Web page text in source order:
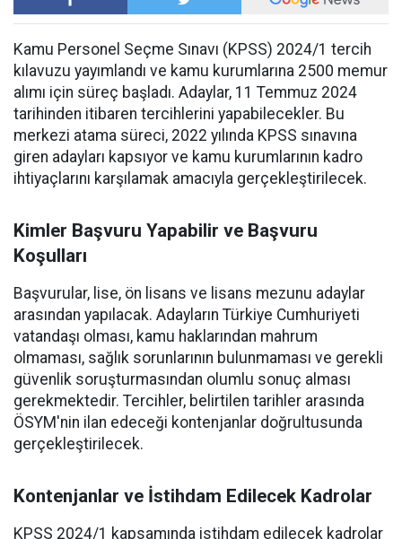
Kamu Personel Seçme Sınavı (KPSS) 2024/1 tercih
kılavuzu yayımlandı ve kamu kurumlarına 2500 memur
alımı için süreç başladı. Adaylar, 11 Temmuz 2024
tarihinden itibaren tercihlerini yapabilecekler. Bu
merkezi atama süreci, 2022 yılında KPSS sınavına
giren adayları kapsıyor ve kamu kurumlarının kadro
ihtiyaçlarını karşılamak amacıyla gerçekleştirilecek.
Kimler Başvuru Yapabilir ve Başvuru
Koşulları
Başvurular, lise, ön lisans ve lisans mezunu adaylar
arasından yapılacak. Adayların Türkiye Cumhuriyeti
vatandaşı olması, kamu haklarından mahrum
olmaması, sağlık sorunlarının bulunmaması ve gerekli
güvenlik soruşturmasından olumlu sonuç alması
gerekmektedir. Tercihler, belirtilen tarihler arasında
ÖSYM'nin ilan edeceği kontenjanlar doğrultusunda
gerçekleştirilecek.
Kontenjanlar ve İstihdam Edilecek Kadrolar
KPSS 2024/1 kapsamında istihdam edilecek kadrolar